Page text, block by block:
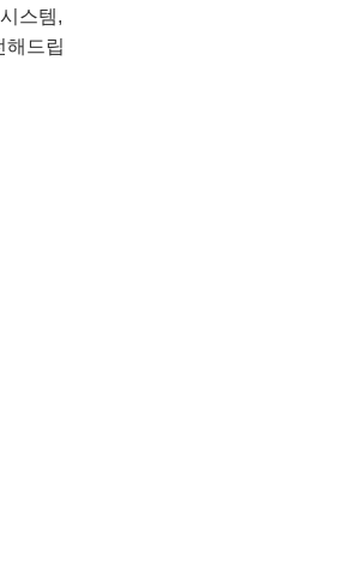
스템,
해드립